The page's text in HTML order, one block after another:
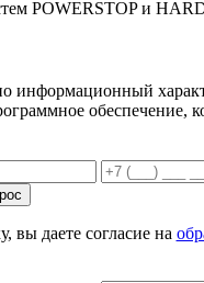
и
вы даете согласие на